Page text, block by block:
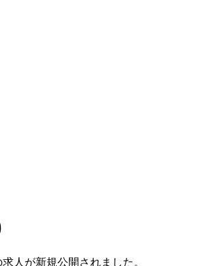
人が新規公開されました。